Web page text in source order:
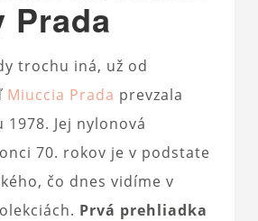
Prada
trochu iná, už od
Miuccia Prada prevzala
Jej nylonová
70. rokov je v podstate
čo dnes vidíme v
Prvá prehliadka